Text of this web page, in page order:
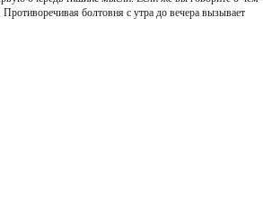
болтовня с утра до вечера вызывает